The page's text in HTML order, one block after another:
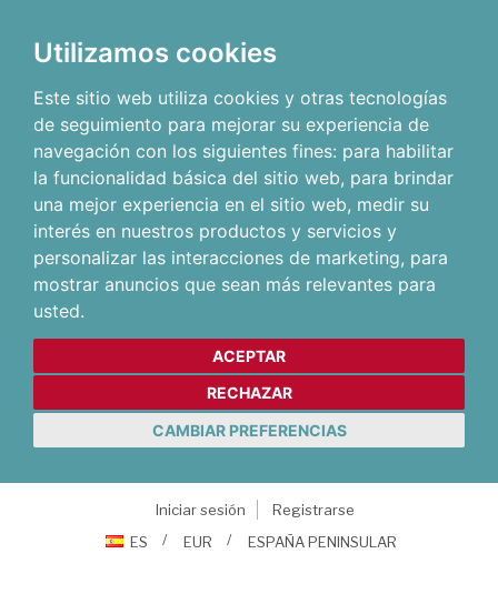
Utilizamos cookies
Este sitio web utiliza cookies y otras tecnologías
de seguimiento para mejorar su experiencia de
navegación con los siguientes fines: para habilitar
la funcionalidad básica del sitio web, para brindar
una mejor experiencia en el sitio web, medir su
interés en nuestros productos y servicios y
personalizar las interacciones de marketing, para
mostrar anuncios que sean más relevantes para
usted.
ACEPTAR
RECHAZAR
CAMBIAR PREFERENCIAS
Iniciar sesión
Registrarse
ES
EUR ESPAÑA PENINSULAR